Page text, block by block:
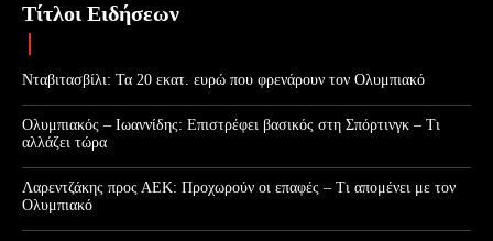
Τίτλοι Ειδήσεων
Νταβιτασβίλι: Τα 20 εκατ. ευρώ που φρενάρουν τον Ολυμπιακό
Ολυμπιακός – Ιωαννίδης: Επιστρέφει βασικός στη Σπόρτινγκ – Τι
αλλάζει τώρα
Λαρεντζάκης προς ΑΕΚ: Προχωρούν οι επαφές – Τι απομένει με τον
Ολυμπιακό